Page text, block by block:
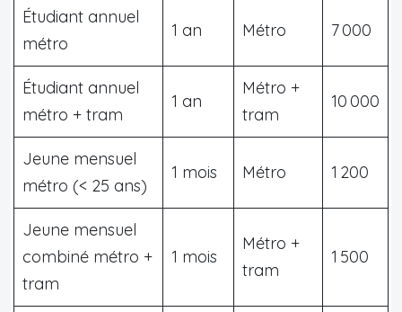
Étudiant annuel
métro
1 an Métro 7 000
Étudiant annuel
métro + tram
1 an
Métro +
tram
10 000
Jeune mensuel
métro (< 25 ans)
1 mois Métro 1 200
Jeune mensuel
combiné métro +
tram
1 mois
Métro +
tram
1 500